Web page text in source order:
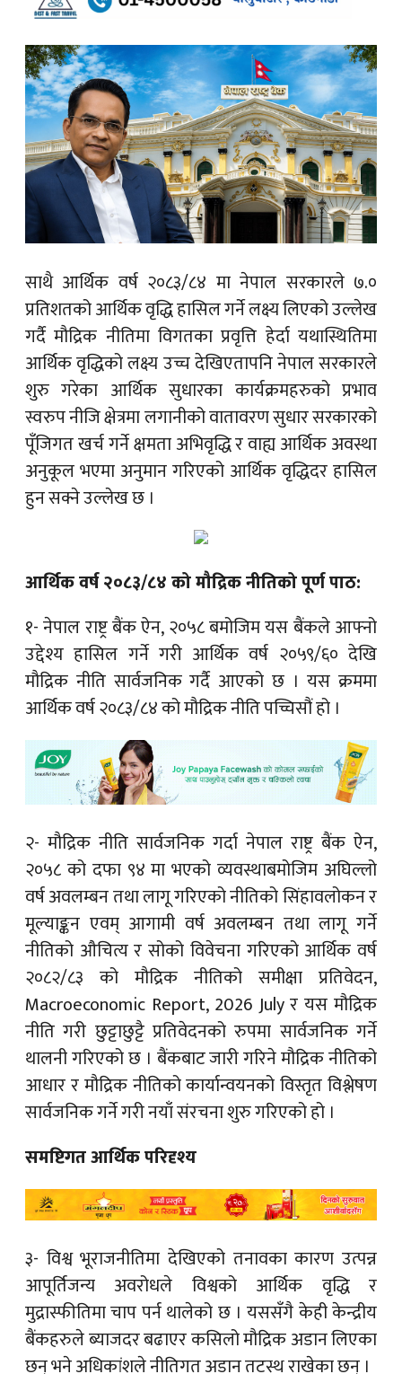
साथै आर्थिक वर्ष २०८३/८४ मा नेपाल सरकारले ७.०
प्रतिशतको आर्थिक वृद्धि हासिल गर्ने लक्ष्य लिएको उल्लेख
गर्दै मौद्रिक नीतिमा विगतका प्रवृत्ति हेर्दा यथास्थितिमा
आर्थिक वृद्धिको लक्ष्य उच्च देखिएतापनि नेपाल सरकारले
शुरु गरेका आर्थिक सुधारका कार्यक्रमहरुको प्रभाव
स्वरुप नीजि क्षेत्रमा लगानीको वातावरण सुधार सरकारको
पूँजिगत खर्च गर्ने क्षमता अभिवृद्धि र वाह्य आर्थिक अवस्था
अनुकूल भएमा अनुमान गरिएको आर्थिक वृद्धिदर हासिल
हुन सक्ने उल्लेख छ ।
आर्थिक वर्ष २०८३/८४ को मौद्रिक नीतिको पूर्ण पाठ:
१- नेपाल राष्ट्र बैंक ऐन, २०५८ बमोजिम यस बैंकले आफ्नो
उद्देश्य हासिल गर्ने गरी आर्थिक वर्ष २०५९/६० देखि
मौद्रिक नीति सार्वजनिक गर्दै आएको छ । यस क्रममा
आर्थिक वर्ष २०८३/८४ को मौद्रिक नीति पच्चिसौं हो ।
२- मौद्रिक नीति सार्वजनिक गर्दा नेपाल राष्ट्र बैंक ऐन,
२०५८ को दफा ९४ मा भएको व्यवस्थाबमोजिम अघिल्लो
वर्ष अवलम्बन तथा लागू गरिएको नीतिको सिंहावलोकन र
मूल्याङ्कन एवम् आगामी वर्ष अवलम्बन तथा लागू गर्ने
नीतिको औचित्य र सोको विवेचना गरिएको आर्थिक वर्ष
२०८२/८३ को मौद्रिक नीतिको समीक्षा प्रतिवेदन,
Macroeconomic Report, 2026 July र यस मौद्रिक
नीति गरी छुट्टाछुट्टै प्रतिवेदनको रुपमा सार्वजनिक गर्ने
थालनी गरिएको छ । बैंकबाट जारी गरिने मौद्रिक नीतिको
आधार र मौद्रिक नीतिको कार्यान्वयनको विस्तृत विश्लेषण
सार्वजनिक गर्ने गरी नयाँ संरचना शुरु गरिएको हो ।
समष्टिगत आर्थिक परिदृश्य
३- विश्व भूराजनीतिमा देखिएको तनावका कारण उत्पन्न
आपूर्तिजन्य अवरोधले विश्वको आर्थिक वृद्धि र
मुद्रास्फीतिमा चाप पर्न थालेको छ । यससँगै केही केन्द्रीय
बैंकहरुले ब्याजदर बढाएर कसिलो मौद्रिक अडान लिएका
छन् भने अधिकांशले नीतिगत अडान तटस्थ राखेका छन् ।